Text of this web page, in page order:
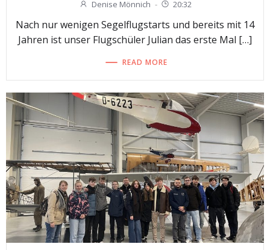
Denise Mönnich - 20:32
Nach nur wenigen Segelflugstarts und bereits mit 14
Jahren ist unser Flugschüler Julian das erste Mal […]
READ MORE